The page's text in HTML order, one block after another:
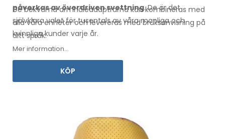
påverkas av överdriven svettning. De är det
självklara valet för tusentals av våra manligaoch
kvinnligakunder varje år.
De bekvämaarmhåleadaptrarnakan kombineras med
allavåra enheter och levereras medbruksanvisning på
ditt språk.
Mer information...
KÖP